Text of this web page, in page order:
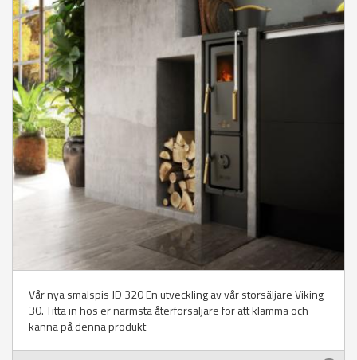
Vår nya smalspis JD 320 En utveckling av vår storsäljare Viking
30. Titta in hos er närmsta återförsäljare för att klämma och
känna på denna produkt